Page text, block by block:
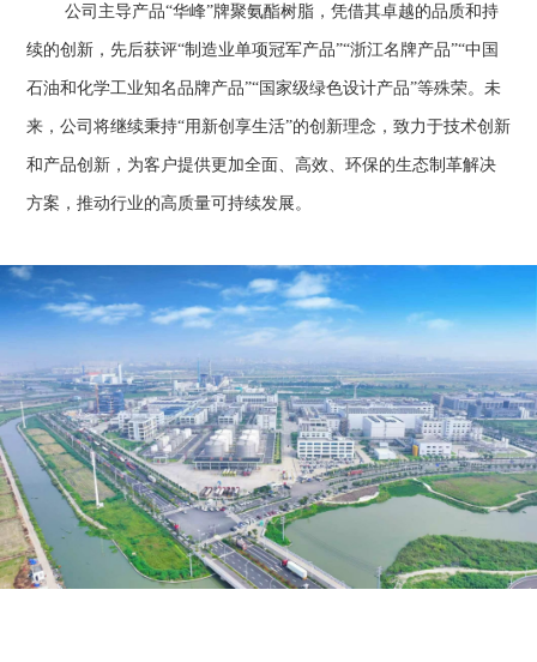
公司主导产品“华峰”牌聚氨酯树脂，凭借其卓越的品质和持
续的创新，先后获评“制造业单项冠军产品”“浙江名牌产品”“中国
石油和化学工业知名品牌产品”“国家级绿色设计产品”等殊荣。未
来，公司将继续秉持“用新创享生活”的创新理念，致力于技术创新
和产品创新，为客户提供更加全面、高效、环保的生态制革解决
方案，推动行业的高质量可持续发展。